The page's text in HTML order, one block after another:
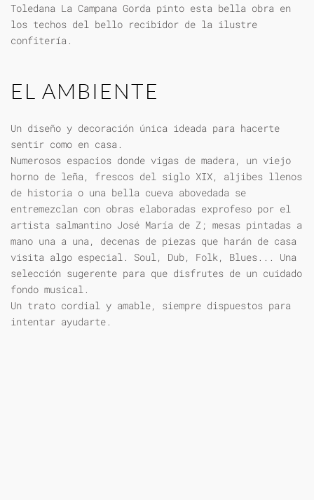
Toledana La Campana Gorda pinto esta bella obra en
los techos del bello recibidor de la ilustre
confitería.
EL AMBIENTE
Un diseño y decoración única ideada para hacerte
sentir como en casa.
Numerosos espacios donde vigas de madera, un viejo
horno de leña, frescos del siglo XIX, aljibes llenos
de historia o una bella cueva abovedada se
entremezclan con obras elaboradas exprofeso por el
artista salmantino José María de Z; mesas pintadas a
mano una a una, decenas de piezas que harán de casa
visita algo especial. Soul, Dub, Folk, Blues... Una
selección sugerente para que disfrutes de un cuidado
fondo musical.
Un trato cordial y amable, siempre dispuestos para
intentar ayudarte.